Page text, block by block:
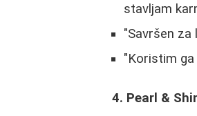
stavljam
"Savršen za
"Koristim ga
4. Pearl &